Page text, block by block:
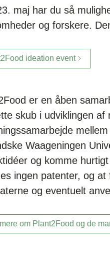
maj har du så
og forskere.
ideation event
er en åben
skub i udviklingen af
Waageningen
og komme
ingen patenter, og
og eventuelt
om Plant2Food og de